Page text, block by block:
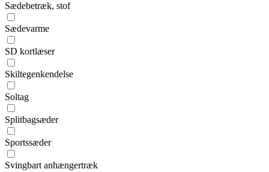
Sædebetræk, stof
Sædevarme
SD kortlæser
Skiltegenkendelse
Soltag
Splitbagsæder
Sportssæder
Svingbart anhængertræk